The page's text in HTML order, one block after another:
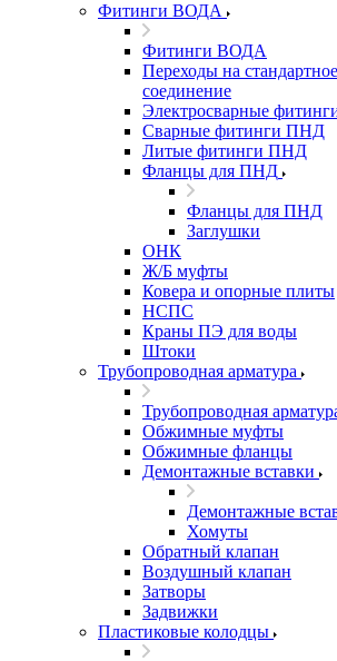
Фитинги ВОДА
Фитинги ВОДА
Переходы на
соединение
Электросварные
Сварные фитинги ПНД
Литые фитинги ПНД
Фланцы для ПНД
Фланцы для ПНД
Заглушки
ОНК
Ж/Б муфты
Ковера и опорные плиты
НСПС
Краны ПЭ для воды
Штоки
Трубопроводная арматура
Трубопроводная
Обжимные муфты
Обжимные фланцы
Демонтажные вставки
Демонтажные
Хомуты
Обратный клапан
Воздушный клапан
Затворы
Задвижки
Пластиковые колодцы